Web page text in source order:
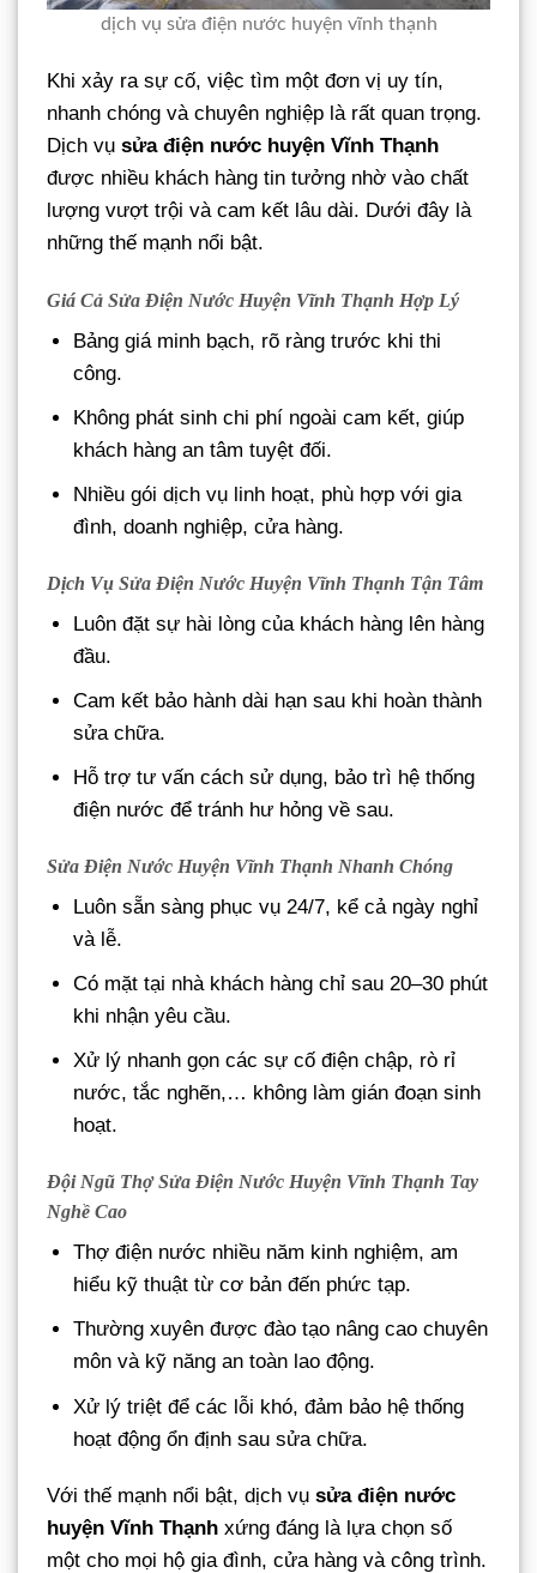
dịch vụ sửa điện nước huyện vĩnh thạnh
Khi xảy ra sự cố, việc tìm một đơn vị uy tín,
nhanh chóng và chuyên nghiệp là rất quan trọng.
Dịch vụ sửa điện nước huyện Vĩnh Thạnh
được nhiều khách hàng tin tưởng nhờ vào chất
lượng vượt trội và cam kết lâu dài. Dưới đây là
những thế mạnh nổi bật.
Giá Cả Sửa Điện Nước Huyện Vĩnh Thạnh Hợp Lý
Bảng giá minh bạch, rõ ràng trước khi thi
công.
Không phát sinh chi phí ngoài cam kết, giúp
khách hàng an tâm tuyệt đối.
Nhiều gói dịch vụ linh hoạt, phù hợp với gia
đình, doanh nghiệp, cửa hàng.
Dịch Vụ Sửa Điện Nước Huyện Vĩnh Thạnh Tận Tâm
Luôn đặt sự hài lòng của khách hàng lên hàng
đầu.
Cam kết bảo hành dài hạn sau khi hoàn thành
sửa chữa.
Hỗ trợ tư vấn cách sử dụng, bảo trì hệ thống
điện nước để tránh hư hỏng về sau.
Sửa Điện Nước Huyện Vĩnh Thạnh Nhanh Chóng
Luôn sẵn sàng phục vụ 24/7, kể cả ngày nghỉ
và lễ.
Có mặt tại nhà khách hàng chỉ sau 20–30 phút
khi nhận yêu cầu.
Xử lý nhanh gọn các sự cố điện chập, rò rỉ
nước, tắc nghẽn,… không làm gián đoạn sinh
hoạt.
Đội Ngũ Thợ Sửa Điện Nước Huyện Vĩnh Thạnh Tay
Nghề Cao
Thợ điện nước nhiều năm kinh nghiệm, am
hiểu kỹ thuật từ cơ bản đến phức tạp.
Thường xuyên được đào tạo nâng cao chuyên
môn và kỹ năng an toàn lao động.
Xử lý triệt để các lỗi khó, đảm bảo hệ thống
hoạt động ổn định sau sửa chữa.
Với thế mạnh nổi bật, dịch vụ sửa điện nước
huyện Vĩnh Thạnh xứng đáng là lựa chọn số
một cho mọi hộ gia đình, cửa hàng và công trình.